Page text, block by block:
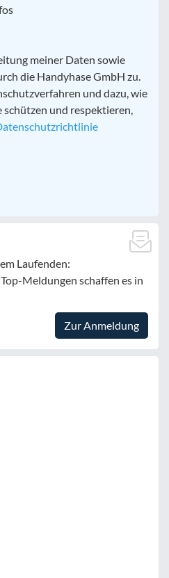
meiner Daten sowie
die Handyhase GmbH zu.
und dazu, wie
und respektieren,
Laufenden:
Meldungen schaffen es in
Zur Anmeldung